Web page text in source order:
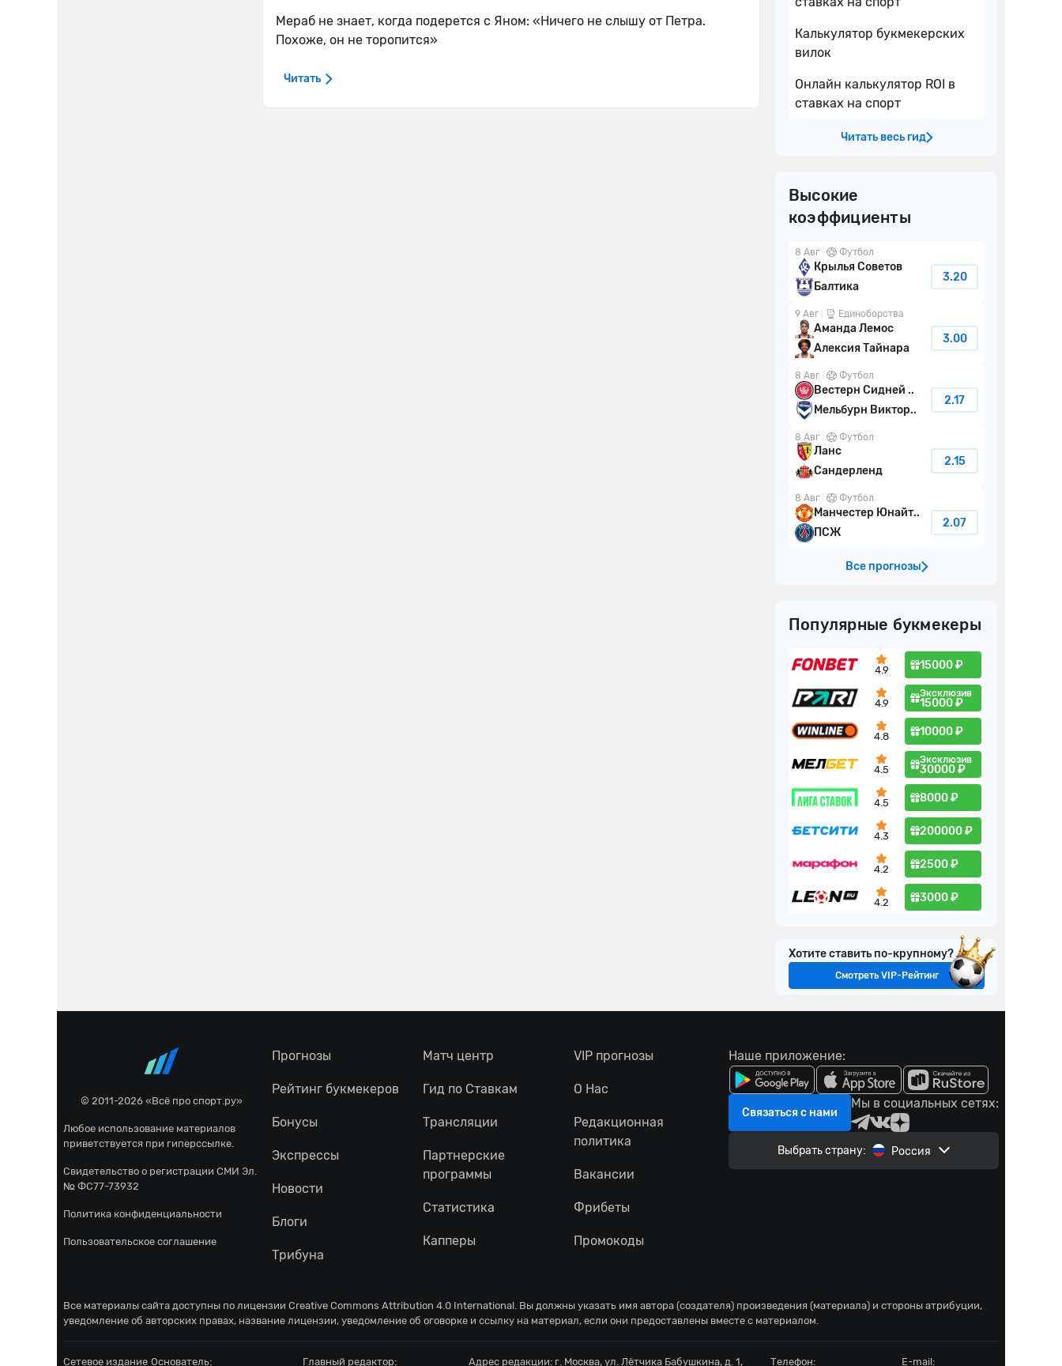
Мераб не знает, когда подерется с Яном: «Ничего не слышу от Петра.
Похоже, он не торопится»
Читать
Калькулятор букмекерских
вилок
Онлайн калькулятор ROI в
ставках на спорт
Читать весь гид
Высокие
коэффициенты
8 Авг Футбол
Крылья Советов
Балтика
3.20
9 Авг Единоборства
Аманда Лемос
Алексия Тайнара
3.00
8 Авг Футбол
Вестерн Сидней ..
Мельбурн Виктор..
2.17
8 Авг Футбол
Ланс
Сандерленд
2.15
8 Авг Футбол
Манчестер Юнайт..
ПСЖ
2.07
Все прогнозы
Популярные букмекеры
4.9 15000 ₽
4.9
Эксклюзив
15000 ₽
4.8 10000 ₽
4.5
Эксклюзив
30000 ₽
4.5 8000 ₽
4.3 200000 ₽
4.2 2500 ₽
4.2 3000 ₽
Хотите ставить по-крупному?
Смотреть VIP-Рейтинг
© 2011-2026 «Всё про спорт.ру»
Любое использование материалов
приветствуется при гиперссылке.
Свидетельство о регистрации СМИ Эл.
№ ФС77-73932
Политика конфиденциальности
Пользовательское соглашение
Прогнозы
Рейтинг букмекеров
Бонусы
Экспрессы
Новости
Блоги
Трибуна
Матч центр
Гид по Ставкам
Трансляции
Партнерские
программы
Статистика
Капперы
VIP прогнозы
О Нас
Редакционная
политика
Вакансии
Фрибеты
Промокоды
Наше приложение:
Связаться с нами
Мы в социальных сетях:
Выбрать страну: Россия
Все материалы сайта доступны по лицензии Creative Commons Attribution 4.0 International . Вы должны указать имя автора (создателя) произведения (материала) и стороны атрибуции,
уведомление об авторских правах, название лицензии, уведомление об оговорке и ссылку на материал, если они предоставлены вместе с материалом.
Сетевое издание Основатель: Главный редактор: Адрес редакции: г. Москва, ул. Лётчика Бабушкина, д. 1, Телефон: E-mail: